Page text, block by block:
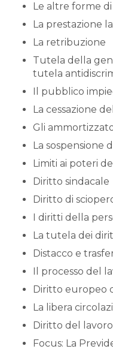
Le altre forme
La prestazione
La retribuzione
Tutela della
tutela
Il pubblico
La cessazione
Gli
La sospensione
Limiti ai poteri
Diritto sindacale
Diritto di
I diritti della
La tutela dei
Distacco e
Il processo del
Diritto europeo
La libera
Diritto del lavoro
Focus: La